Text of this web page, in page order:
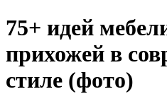
75+ идей
прихожей в
стиле (фото)